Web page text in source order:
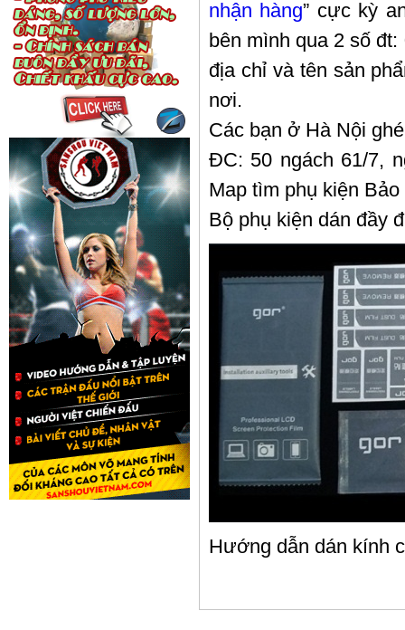
nhận hàng” cực kỳ
bên mình qua 2 số
địa chỉ và tên sản
nơi.
Các bạn ở Hà Nội
ĐC: 50 ngách 61/7,
Map tìm phụ kiện Bảo
Bộ phụ kiện dán đầy
Hướng dẫn dán kính